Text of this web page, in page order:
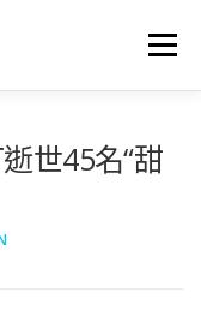
選單
世45名“甜